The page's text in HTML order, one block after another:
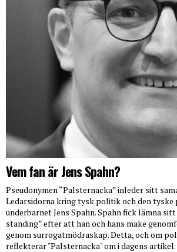
Vem fan är Jens Spahn?
Pseudonymen “Palsternacka” inleder sitt
Ledarsidorna kring tysk politik och den
underbarnet Jens Spahn. Spahn fick lämna
standing” efter att han och hans make
genom surrogatmödraskap. Detta, och om
reflekterar "Palsternacka" om i dagens artikel.